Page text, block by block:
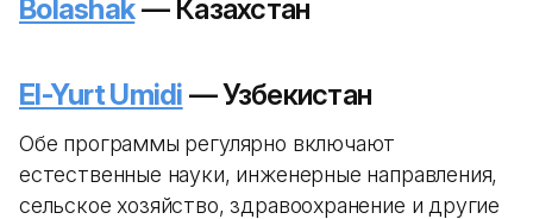
Bolashak— Казахстан
El-Yurt Umidi — Узбекистан
Обе программы регулярно включают
естественные науки, инженерные направления,
сельское хозяйство, здравоохранение и другие